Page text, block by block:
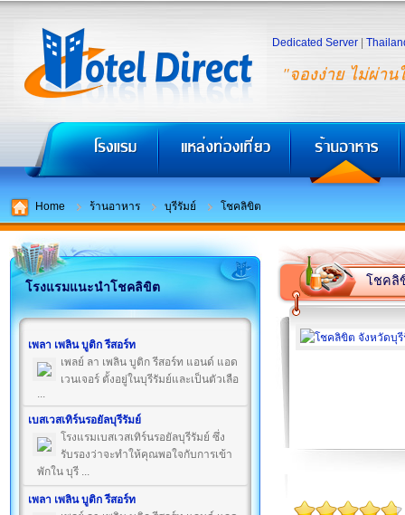
"จองง่าย ไม่ผ่าน
Dedicated Server
Home ร้านอาหาร บุรีรัมย์ โชคลิขิต
โรงแรมแนะนำโชคลิขิต
เพลา เพลิน บูติก รีสอร์ท
เพลย์ ลา เพลิน บูติก รีสอร์ท แอนด์ แอด
เวนเจอร์ ตั้งอยู่ในบุรีรัมย์และเป็นตัวเลือ
...
เบสเวสเทิร์นรอยัลบุรีรัมย์
โรงแรมเบสเวสเทิร์นรอยัลบุรีรัมย์ ซึ่ง
รับรองว่าจะทำให้คุณพอใจกับการเข้า
พักใน บุรี ...
เพลา เพลิน บูติก รีสอร์ท
โชคลิ